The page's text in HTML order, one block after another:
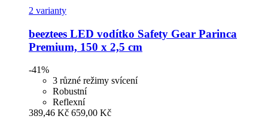
2 varianty
beeztees LED vodítko Safety Gear Parinca
Premium, 150 x 2,5 cm
-41%
3 různé režimy svícení
Robustní
Reflexní
389,46 Kč 659,00 Kč